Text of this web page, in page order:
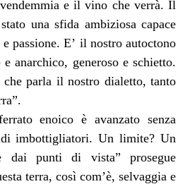
e il vino che verrà. Il
una sfida ambiziosa capace
passione. E’ il nostro autoctono
anarchico, generoso e schietto.
che parla il nostro dialetto, tanto
enoico è avanzato senza
imbottigliatori. Un limite? Un
dai punti di vista” prosegue
terra, così com’è, selvaggia e